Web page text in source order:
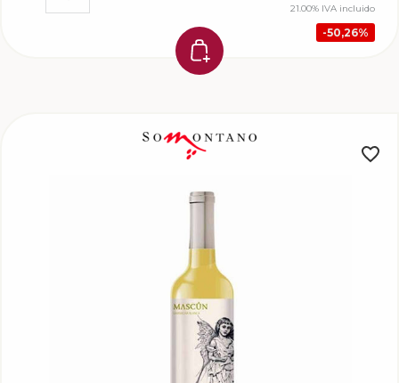
50,26%
21.00% IVA incluido